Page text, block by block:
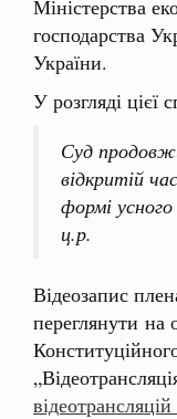
Міністерства
господарства
України.
У розгляді цієї
Суд
відкритій
формі
ц.р.
Відеозапис
переглянути на
відеотрансляцій